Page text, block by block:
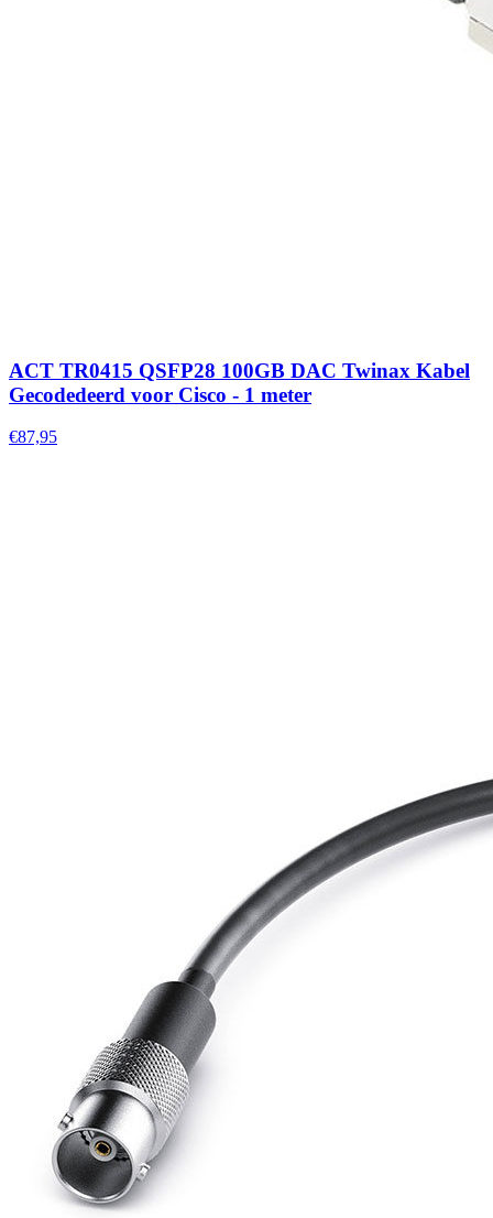
ACT TR0415 QSFP28 100GB DAC Twinax Kabel
Gecodedeerd voor Cisco - 1 meter
€87,95